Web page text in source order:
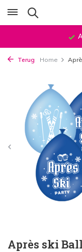
Terug Home
Après ski